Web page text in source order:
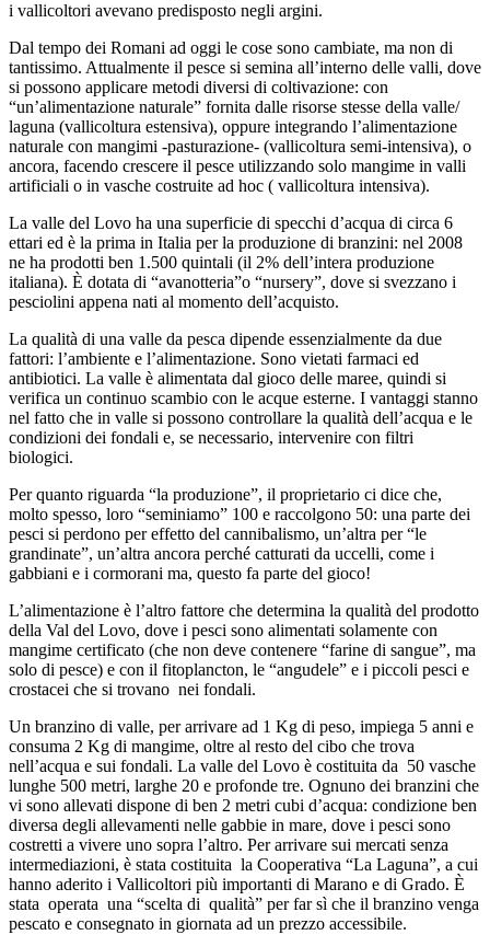
i vallicoltori avevano predisposto negli argini.
Dal tempo dei Romani ad oggi le cose sono cambiate, ma non di
tantissimo. Attualmente il pesce si semina all’interno delle valli, dove
si possono applicare metodi diversi di coltivazione: con
“un’alimentazione naturale” fornita dalle risorse stesse della valle/
laguna (vallicoltura estensiva), oppure integrando l’alimentazione
naturale con mangimi -pasturazione- (vallicoltura semi-intensiva), o
ancora, facendo crescere il pesce utilizzando solo mangime in valli
artificiali o in vasche costruite ad hoc ( vallicoltura intensiva).
La valle del Lovo ha una superficie di specchi d’acqua di circa 6
ettari ed è la prima in Italia per la produzione di branzini: nel 2008
ne ha prodotti ben 1.500 quintali (il 2% dell’intera produzione
italiana). È dotata di “avanotteria”o “nursery”, dove si svezzano i
pesciolini appena nati al momento dell’acquisto.
La qualità di una valle da pesca dipende essenzialmente da due
fattori: l’ambiente e l’alimentazione. Sono vietati farmaci ed
antibiotici. La valle è alimentata dal gioco delle maree, quindi si
verifica un continuo scambio con le acque esterne. I vantaggi stanno
nel fatto che in valle si possono controllare la qualità dell’acqua e le
condizioni dei fondali e, se necessario, intervenire con filtri
biologici.
Per quanto riguarda “la produzione”, il proprietario ci dice che,
molto spesso, loro “seminiamo” 100 e raccolgono 50: una parte dei
pesci si perdono per effetto del cannibalismo, un’altra per “le
grandinate”, un’altra ancora perché catturati da uccelli, come i
gabbiani e i cormorani ma, questo fa parte del gioco!
L’alimentazione è l’altro fattore che determina la qualità del prodotto
della Val del Lovo, dove i pesci sono alimentati solamente con
mangime certificato (che non deve contenere “farine di sangue”, ma
solo di pesce) e con il fitoplancton, le “angudele” e i piccoli pesci e
crostacei che si trovano nei fondali.
Un branzino di valle, per arrivare ad 1 Kg di peso, impiega 5 anni e
consuma 2 Kg di mangime, oltre al resto del cibo che trova
nell’acqua e sui fondali. La valle del Lovo è costituita da 50 vasche
lunghe 500 metri, larghe 20 e profonde tre. Ognuno dei branzini che
vi sono allevati dispone di ben 2 metri cubi d’acqua: condizione ben
diversa degli allevamenti nelle gabbie in mare, dove i pesci sono
costretti a vivere uno sopra l’altro. Per arrivare sui mercati senza
intermediazioni, è stata costituita la Cooperativa “La Laguna”, a cui
hanno aderito i Vallicoltori più importanti di Marano e di Grado. È
stata operata una “scelta di qualità” per far sì che il branzino venga
pescato e consegnato in giornata ad un prezzo accessibile.